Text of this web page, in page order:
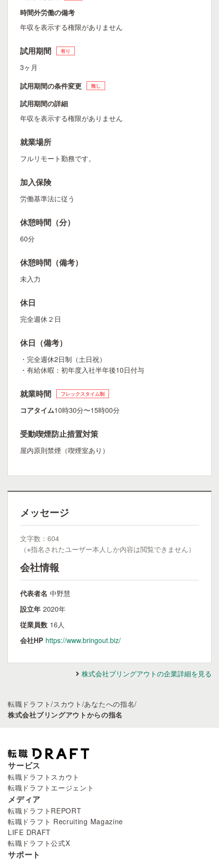
時間外労働の備考
年収を表示する権限がありません
試用期間 有り
3ヶ月
試用期間の条件変更
無し
試用期間の詳細
年収を表示する権限がありません
就業場所
フルリモート勤務です。
加入保険
労働基準法に従う
休憩時間（分）
60分
休憩時間（備考）
未入力
休日
完全週休２日
休日（備考）
・完全週休2日制（土日祝）
・有給休暇：初年度入社半年後10日付与
就業時間 フレックスタイム制
コアタイム10時30分〜15時00分
受動喫煙防止措置対策
屋内原則禁煙（喫煙室あり）
メッセージ
文字数：604
（※指名されたユーザー本人しか内容は閲覧できません）
会社情報
代表者名 中野慧
設立年 2020年
従業員数 16人
会社HP https://www.bringout.biz/
株式会社ブリングアウトの企業詳細を見る
転職ドラフト/スカウト /あなたへの指名/
株式会社ブリングアウトからの指名
サービス
転職ドラフトスカウト
転職ドラフトエージェント
メディア
転職ドラフトREPORT
転職ドラフト Recruiting Magazine
LIFE DRAFT
転職ドラフト公式X
サポート